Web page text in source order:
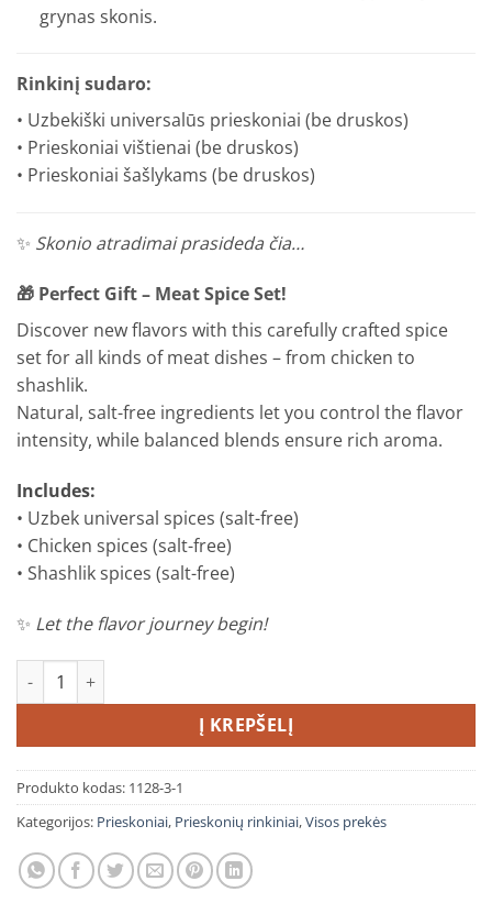
grynas skonis.
Rinkinį sudaro:
• Uzbekiški universalūs prieskoniai (be druskos)
• Prieskoniai vištienai (be druskos)
• Prieskoniai šašlykams (be druskos)
✨ Skonio atradimai prasideda čia…
🎁 Perfect Gift – Meat Spice Set!
Discover new flavors with this carefully crafted spice
set for all kinds of meat dishes – from chicken to
shashlik.
Natural, salt-free ingredients let you control the flavor
intensity, while balanced blends ensure rich aroma.
Includes:
• Uzbek universal spices (salt-free)
• Chicken spices (salt-free)
• Shashlik spices (salt-free)
✨ Let the flavor journey begin!
produkto kiekis: MĖSAI prieskonių rinkinys
Į KREPŠELĮ
Produkto kodas: 1128-3-1
Kategorijos: Prieskoniai, Prieskonių rinkiniai,Visos prekės